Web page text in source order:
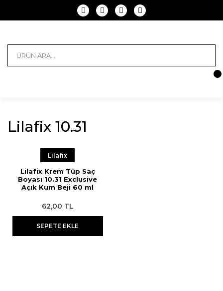
Lilafix 10.31
Lilafix
Lilafix Krem Tüp Saç
Boyası 10.31 Exclusive
Açık Kum Beji 60 ml
62,00 TL
SEPETE EKLE